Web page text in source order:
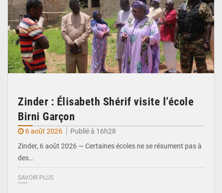
Zinder : Élisabeth Shérif visite l’école
Birni Garçon
6 août 2026
Publié à 16h28
Zinder, 6 août 2026 — Certaines écoles ne se résument pas à
des…
SAVOIR PLUS